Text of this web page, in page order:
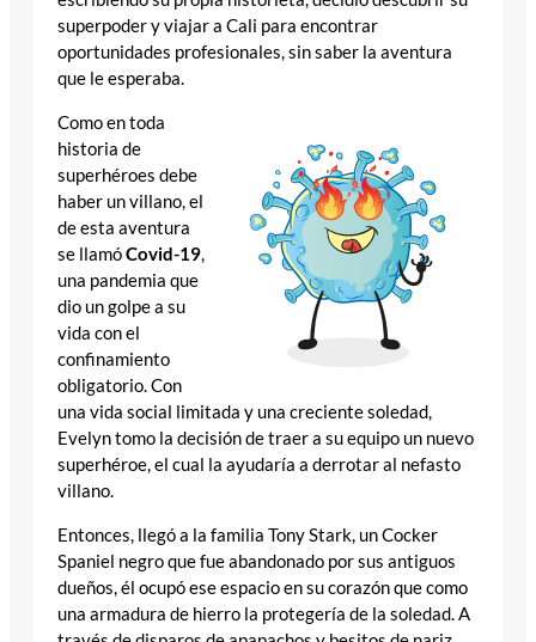
superpoder y viajar a Cali para encontrar
oportunidades profesionales, sin saber la aventura
que le esperaba.
Como en toda
historia de
superhéroes debe
haber un villano, el
de esta aventura
se llamóCovid-19,
una pandemia que
dio un golpe a su
vida con el
confinamiento
obligatorio. Con
una vida social limitada y una creciente soledad,
Evelyn tomo la decisión de traer a su equipo un nuevo
superhéroe, el cual la ayudaría a derrotar al nefasto
villano.
Entonces, llegó a la familia Tony Stark, un Cocker
Spaniel negro que fue abandonado por sus antiguos
dueños, él ocupó ese espacio en su corazón que como
una armadura de hierro la protegería de la soledad. A